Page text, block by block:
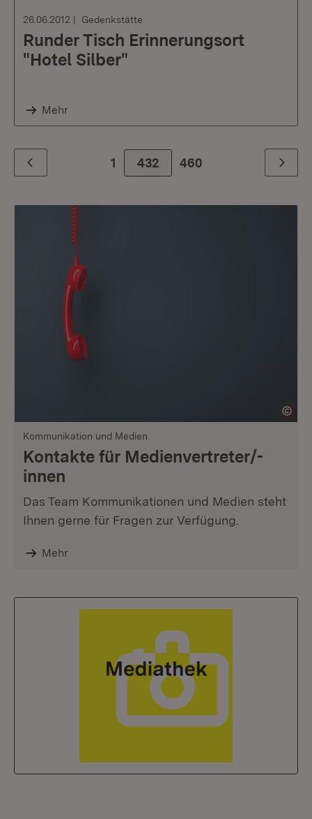
26.06.2012 Gedenkstätte
Runder Tisch Erinnerungsort
"Hotel Silber"
Mehr
Zurück 1 432 Zur letzte Seite
460 Weiter
Kommunikation und Medien
Kontakte für Medienvertreter/-
innen
Das Team Kommunikationen und Medien steht
Ihnen gerne für Fragen zur Verfügung.
Mehr